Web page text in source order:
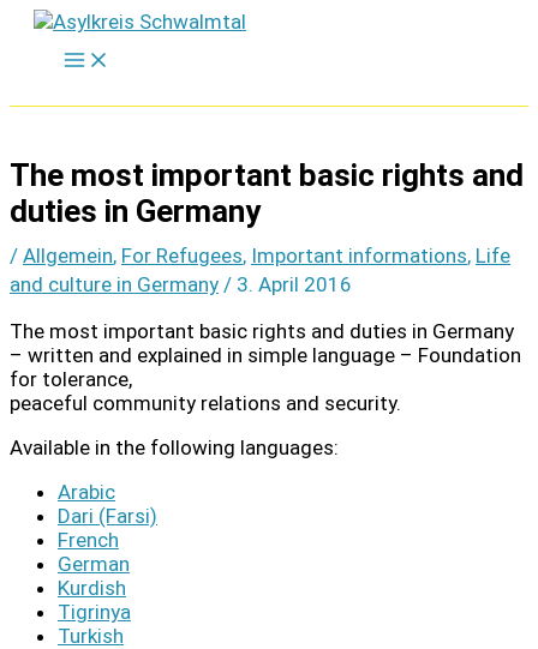
Zum
springen
The most important basic rights and
duties in Germany
/ Allgemein, For Refugees, Important informations, Life
and culture in Germany / 3. April 2016
The most important basic rights and duties in Germany
– written and explained in simple language – Foundation
for tolerance,
peaceful community relations and security.
Available in the following languages:
Arabic
Dari (Farsi)
French
German
Kurdish
Tigrinya
Turkish